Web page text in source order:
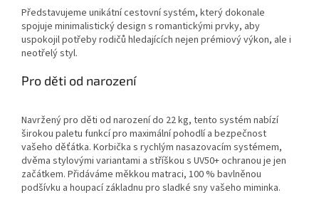
Představujeme unikátní cestovní systém, který dokonale
spojuje minimalistický design s romantickými prvky, aby
uspokojil potřeby rodičů hledajících nejen prémiový výkon, ale i
neotřelý styl.
Pro děti od narození
Navržený pro děti od narození do 22 kg, tento systém nabízí
širokou paletu funkcí pro maximální pohodlí a bezpečnost
vašeho děťátka. Korbička s rychlým nasazovacím systémem,
dvěma stylovými variantami a stříškou s UV50+ ochranou je jen
začátkem. Přidáváme měkkou matraci, 100 % bavlněnou
podšívku a houpací základnu pro sladké sny vašeho miminka.